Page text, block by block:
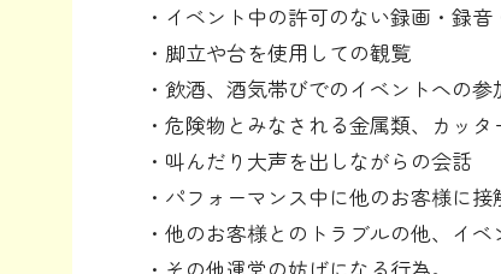
・イベント中の許可のない録画・録音
・脚立や台を使用しての観覧
・飲酒、酒気帯びでのイベントへの参
・危険物とみなされる金属類、カッ
・叫んだり大声を出しながらの会話
・パフォーマンス中に他のお客様に接
・他のお客様とのトラブルの他、イ